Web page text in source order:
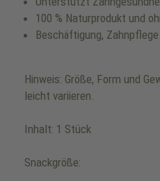
100 % Naturprodukt und
Beschäftigung,
Hinweis: Größe, Form und
leicht variieren.
Inhalt: 1 Stück
Snackgröße: